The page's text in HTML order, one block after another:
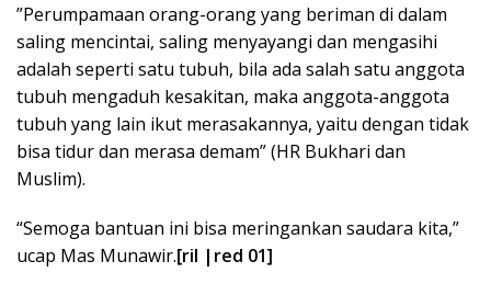
”Perumpamaan orang-orang yang beriman di dalam
saling mencintai, saling menyayangi dan mengasihi
adalah seperti satu tubuh, bila ada salah satu anggota
tubuh mengaduh kesakitan, maka anggota-anggota
tubuh yang lain ikut merasakannya, yaitu dengan tidak
bisa tidur dan merasa demam” (HR Bukhari dan
Muslim).
“Semoga bantuan ini bisa meringankan saudara kita,”
ucap Mas Munawir.[ril |red 01]